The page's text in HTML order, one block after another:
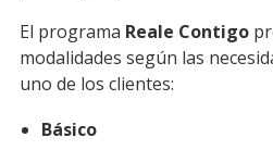
El programa Reale Contigo
modalidades según las
uno de los clientes:
Básico